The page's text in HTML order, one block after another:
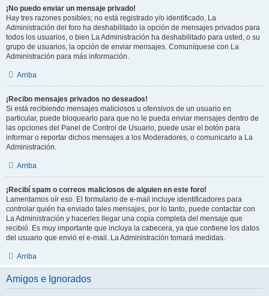
¡No puedo enviar un mensaje privado!
Hay tres razones posibles; no está registrado y/o identificado, La
Administración del foro ha deshabilitado la opción de mensajes privados para
todos los usuarios, o bien La Administración ha deshabilitado para usted, o su
grupo de usuarios, la opción de enviar mensajes. Comuníquese con La
Administración para más información.
Arriba
¡Recibo mensajes privados no deseados!
Si está recibiendo mensajes maliciosos u ofensivos de un usuario en
particular, puede bloquearlo para que no le pueda enviar mensajes dentro de
las opciones del Panel de Control de Usuario, puede usar el botón para
informar o reportar dichos mensajes a los Moderadores, o comunicarlo a La
Administración.
Arriba
¡Recibí spam o correos maliciosos de alguien en este foro!
Lamentamos oír eso. El formulario de e-mail incluye identificadores para
controlar quién ha enviado tales mensajes, por lo tanto, puede contactar con
La Administración y hacerles llegar una copia completa del mensaje que
recibió. Es muy importante que incluya la cabecera, ya que contiene los datos
del usuario que envió el e-mail. La Administración tomará medidas.
Arriba
Amigos e Ignorados